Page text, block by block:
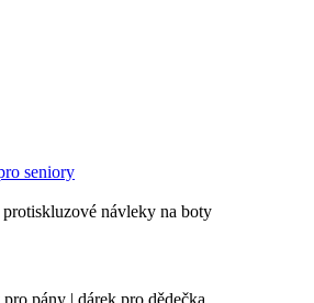
seniory
návleky na boty